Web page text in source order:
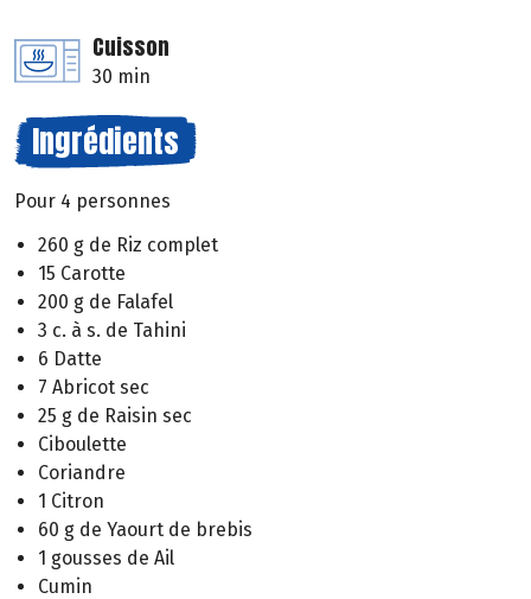
Cuisson
30 min
Ingrédients
Pour 4 personnes
260 g de Riz complet
15 Carotte
200 g de Falafel
3 c. à s. de Tahini
6 Datte
7 Abricot sec
25 g de Raisin sec
Ciboulette
Coriandre
1 Citron
60 g de Yaourt de brebis
1 gousses de Ail
Cumin